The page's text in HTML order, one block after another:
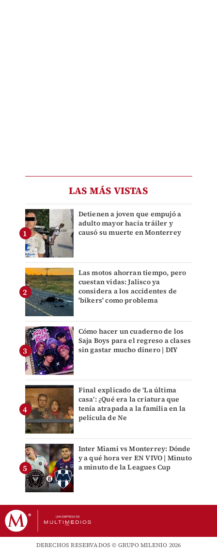
LAS MÁS VISTAS
Detienen a joven que empujó a
adulto mayor hacia tráiler y
causó su muerte en Monterrey
Las motos ahorran tiempo, pero
cuestan vidas: Jalisco ya
considera a los accidentes de
'bikers' como problema
Cómo hacer un cuaderno de los
Saja Boys para el regreso a clases
sin gastar mucho dinero | DIY
Final explicado de ‘La última
casa’: ¿Qué era la criatura que
tenía atrapada a la familia en la
película de Ne
Inter Miami vs Monterrey: Dónde
y a qué hora ver EN VIVO | Minuto
a minuto de la Leagues Cup
DERECHOS RESERVADOS © GRUPO MILENIO 2026